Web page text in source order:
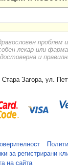
лекар или
и
Загора, ул.
за регистрирани
на сайта